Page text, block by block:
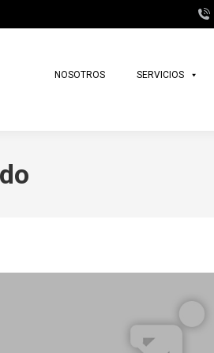
NOSOTROS SERVICIOS